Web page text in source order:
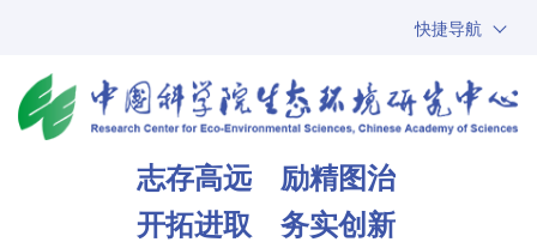
快捷导航
ARP
邮箱
志存高远 励精图治
开拓进取 务实创新